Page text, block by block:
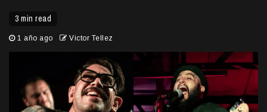
3 min read
1 año ago Victor Tellez